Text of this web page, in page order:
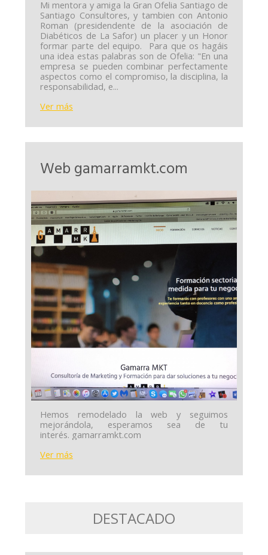
Mi mentora y amiga la Gran Ofelia Santiago de
Santiago Consultores, y tambien con Antonio
Roman (presidendente de la asociación de
Diabéticos de La Safor) un placer y un Honor
formar parte del equipo. Para que os hagáis
una idea estas palabras son de Ofelia: "En una
empresa se pueden combinar perfectamente
aspectos como el compromiso, la disciplina, la
responsabilidad, e...
Ver más
Web gamarramkt.com
Hemos remodelado la web y seguimos
mejorándola, esperamos sea de tu
interés. gamarramkt.com
Ver más
DESTACADO